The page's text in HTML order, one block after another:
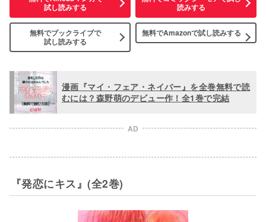
試し読みする
読みする
無料でブックライブで
試し読みする
無料でAmazonで試し読みする
漫画『マイ・フェア・ネイバー』を全巻無料で読
むには？森野萌のデビュー作！全1巻で完結
AD
『発恋にキス』(全2巻)